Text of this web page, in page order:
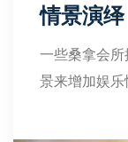
情景演绎
一些桑拿会
景来增加娱乐